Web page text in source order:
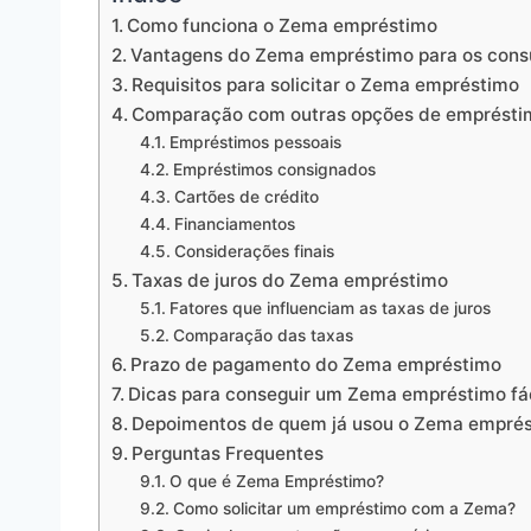
Como funciona o Zema empréstimo
Vantagens do Zema empréstimo para os
Requisitos para solicitar o Zema empréstimo
Comparação com outras opções de
Empréstimos pessoais
Empréstimos consignados
Cartões de crédito
Financiamentos
Considerações finais
Taxas de juros do Zema empréstimo
Fatores que influenciam as taxas de juros
Comparação das taxas
Prazo de pagamento do Zema empréstimo
Dicas para conseguir um Zema empréstimo
Depoimentos de quem já usou o Zema
Perguntas Frequentes
O que é Zema Empréstimo?
Como solicitar um empréstimo com a Zema?